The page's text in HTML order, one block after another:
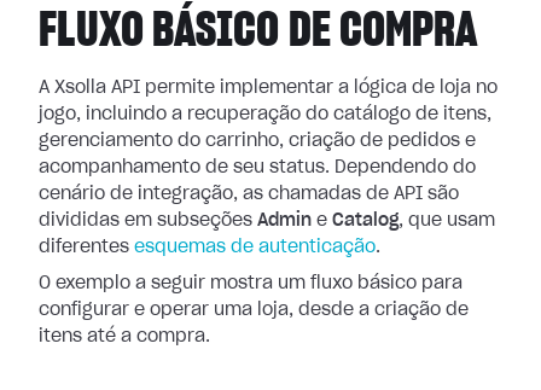
FLUXO BÁSICO DE COMPRA
A Xsolla API permite implementar a lógica de loja no
jogo, incluindo a recuperação do catálogo de itens,
gerenciamento do carrinho, criação de pedidos e
acompanhamento de seu status. Dependendo do
cenário de integração, as chamadas de API são
divididas em subseções Admin e Catalog, que usam
diferentes esquemas de autenticação.
O exemplo a seguir mostra um fluxo básico para
configurar e operar uma loja, desde a criação de
itens até a compra.